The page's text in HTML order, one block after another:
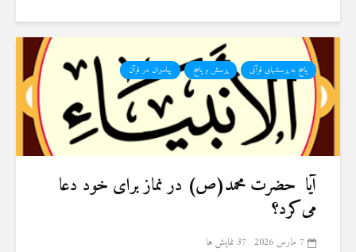
پاسخ به پرسشهای قرآنی پرسش و پاسخ پیامبران در قرآن
آیا حضرت محمد(ص) در نماز برای خود دعا
می‌کرد؟
7 مارس 2026 37 نمایش ها